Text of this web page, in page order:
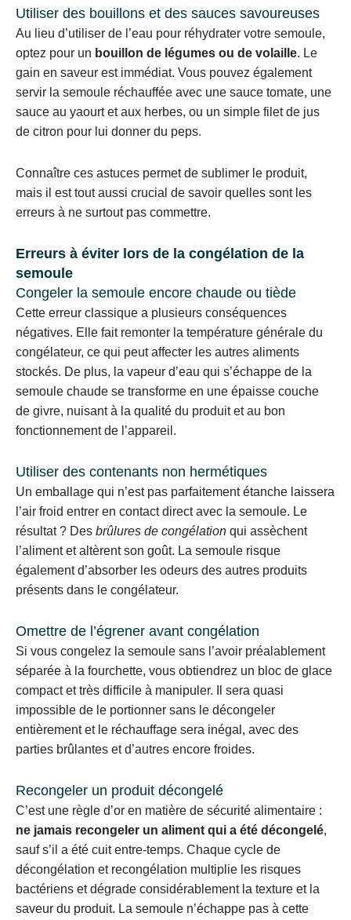
Utiliser des bouillons et des sauces savoureuses
Au lieu d’utiliser de l’eau pour réhydrater votre semoule,
optez pour un bouillon de légumes ou de volaille. Le
gain en saveur est immédiat. Vous pouvez également
servir la semoule réchauffée avec une sauce tomate, une
sauce au yaourt et aux herbes, ou un simple filet de jus
de citron pour lui donner du peps.
Connaître ces astuces permet de sublimer le produit,
mais il est tout aussi crucial de savoir quelles sont les
erreurs à ne surtout pas commettre.
Erreurs à éviter lors de la congélation de la
semoule
Congeler la semoule encore chaude ou tiède
Cette erreur classique a plusieurs conséquences
négatives. Elle fait remonter la température générale du
congélateur, ce qui peut affecter les autres aliments
stockés. De plus, la vapeur d’eau qui s’échappe de la
semoule chaude se transforme en une épaisse couche
de givre, nuisant à la qualité du produit et au bon
fonctionnement de l’appareil.
Utiliser des contenants non hermétiques
Un emballage qui n’est pas parfaitement étanche laissera
l’air froid entrer en contact direct avec la semoule. Le
résultat ? Des brûlures de congélation qui assèchent
l’aliment et altèrent son goût. La semoule risque
également d’absorber les odeurs des autres produits
présents dans le congélateur.
Omettre de l’égrener avant congélation
Si vous congelez la semoule sans l’avoir préalablement
séparée à la fourchette, vous obtiendrez un bloc de glace
compact et très difficile à manipuler. Il sera quasi
impossible de le portionner sans le décongeler
entièrement et le réchauffage sera inégal, avec des
parties brûlantes et d’autres encore froides.
Recongeler un produit décongelé
C’est une règle d’or en matière de sécurité alimentaire :
ne jamais recongeler un aliment qui a été décongelé,
sauf s’il a été cuit entre-temps. Chaque cycle de
décongélation et recongélation multiplie les risques
bactériens et dégrade considérablement la texture et la
saveur du produit. La semoule n’échappe pas à cette